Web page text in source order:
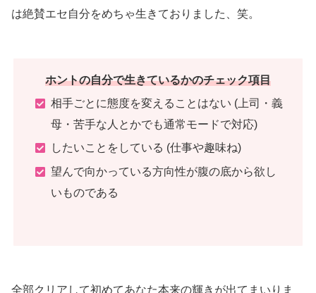
は絶賛エセ自分をめちゃ生きておりました、笑。
ホントの自分で生きているかのチェック項目
相手ごとに態度を変えることはない (上司・義
母・苦手な人とかでも通常モードで対応)
したいことをしている (仕事や趣味ね)
望んで向かっている方向性が腹の底から欲し
いものである
全部クリアして初めてあなた本来の輝きが出てまいりま